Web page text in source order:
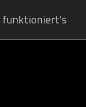
funktioniert's